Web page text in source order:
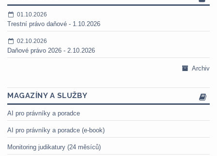
01.10.2026
Trestní právo daňové - 1.10.2026
02.10.2026
Daňové právo 2026 - 2.10.2026
Archiv
MAGAZÍNY A SLUŽBY
AI pro právníky a poradce
AI pro právníky a poradce (e-book)
Monitoring judikatury (24 měsíců)